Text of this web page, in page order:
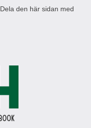
den här sidan med